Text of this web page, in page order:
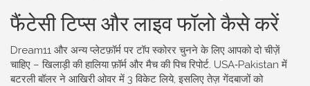
फैंटेसी टिप्स और लाइव फॉलो कैसे करें
Dream11 और अन्य प्लेटफ़ॉर्म पर टॉप स्कोरर चुनने के लिए आपको दो चीज़ें
चाहिए – खिलाड़ी की हालिया फ़ॉर्म और मैच की पिच रिपोर्ट. USA‑Pakistan में
बटरली बॉलर ने आखिरी ओवर में 3 विकेट लिये, इसलिए तेज़ गेंदबाजों को